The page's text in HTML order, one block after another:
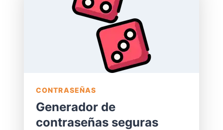
CONTRASEÑAS
Generador de
contraseñas seguras